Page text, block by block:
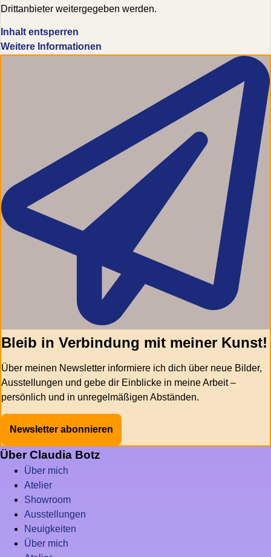
Drittanbieter weitergegeben werden.
Inhalt entsperren
Weitere Informationen
Bleib in Verbindung mit meiner Kunst!
Über meinen Newsletter informiere ich dich über neue Bilder,
Ausstellungen und gebe dir Einblicke in meine Arbeit –
persönlich und in unregelmäßigen Abständen.
Newsletter abonnieren
Über Claudia Botz
Über mich
Atelier
Showroom
Ausstellungen
Neuigkeiten
Über mich